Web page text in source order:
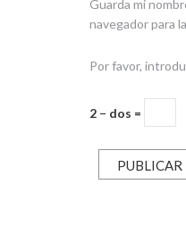
Guarda mi
navegador para
Por favor,
2 − dos =